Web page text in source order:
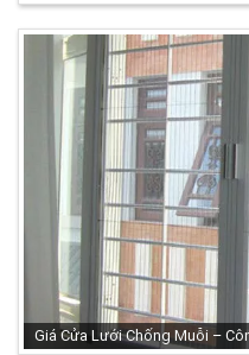
Giá Cửa Lưới Chống Muỗi –